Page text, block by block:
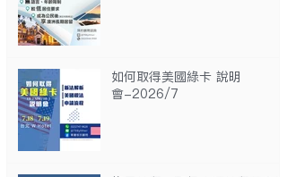
如何取得美國綠卡 說明
會-2026/7